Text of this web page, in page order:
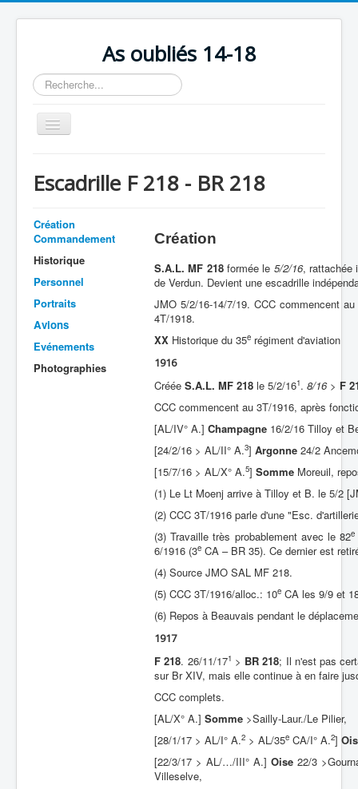
As oubliés 14-18
Rechercher
Basculer
la
Chronologie
Escadrilles
Organisation
Avions
Personnels
Formation
Doctrines
Escadrille F 218 - BR 218
Création
Commandement
Historique
Personnel
Portraits
Avions
Evénements
Photographies
Création
S.A.L. MF 218formée le 5/2/16, rattachée
de Verdun. Devient une escadrille
JMO 5/2/16-14/7/19. CCC commencent
4T/1918.
XX Historique du 35e régiment
1916
Créée S.A.L. MF 218 le 5/2/161. 8/16> F
CCC commencent au 3T/1916, après
[AL/IV° A.] Champagne 16/2/16 Tilloy et
[24/2/16 > AL/II° A.3] Argonne 24/2
[15/7/16 > AL/X° A.5] Somme Moreuil,
(1) Le Lt Moenj arrive à Tilloy et B. le 5/2
(2) CCC 3T/1916 parle d'une "Esc.
(3) Travaille très probablement avec le 82e
6/1916 (3e CA – BR 35). Ce dernier est
(4) Source JMO SAL MF 218.
(5) CCC 3T/1916/alloc.: 10e CA les 9/9 et
(6) Repos à Beauvais pendant le
1917
F 218. 26/11/171 > BR 218; Il n'est pas
sur Br XIV, mais elle continue à en faire
CCC complets.
[AL/X° A.] Somme >Sailly-Laur./Le Pilier,
[28/1/17 > AL/I° A.2 > AL/35e CA/I° A.2]
[22/3/17 > AL/…/III° A.] Oise 22/3
Villeselve,